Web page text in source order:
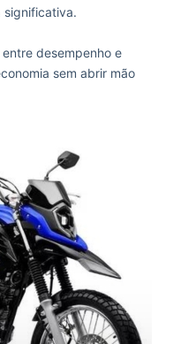
significativa.
desempenho e
sem abrir mão